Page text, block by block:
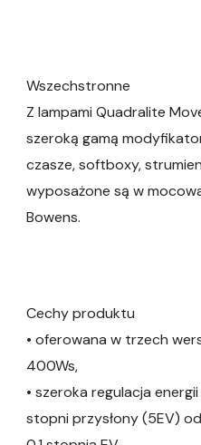
Wszechstronne
Z lampami Quadralite
szeroką gamą
czasze, softboxy,
wyposażone są w
Bowens.
Cechy produktu
• oferowana w trzech
400Ws,
• szeroka regulacja
stopni przysłony (5EV)